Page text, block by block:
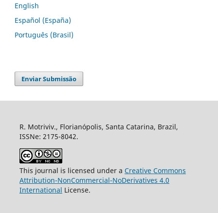
English
Español (España)
Português (Brasil)
Enviar Submissão
R. Motriviv., Florianópolis, Santa Catarina, Brazil,
ISSNe: 2175-8042.
This journal is licensed under a Creative Commons
Attribution-NonCommercial-NoDerivatives 4.0
International License.